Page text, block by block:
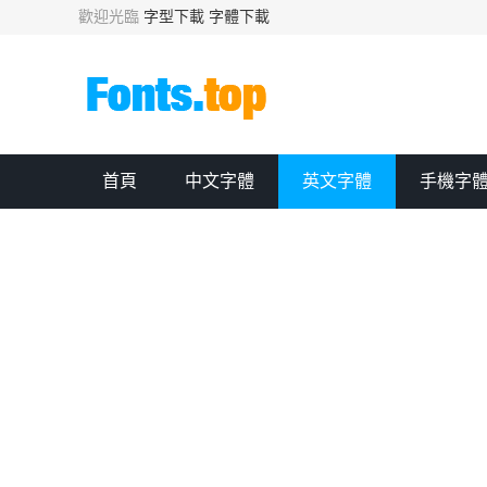
歡迎光臨 字型下載 字體下載
首頁 中文字體 英文字體 手機字